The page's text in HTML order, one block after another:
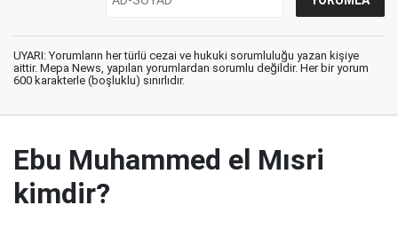
UYARI: Yorumların her türlü cezai ve hukuki sorumluluğu yazan kişiye
aittir. Mepa News, yapılan yorumlardan sorumlu değildir. Her bir yorum
600 karakterle (boşluklu) sınırlıdır.
Ebu Muhammed el Mısri
kimdir?